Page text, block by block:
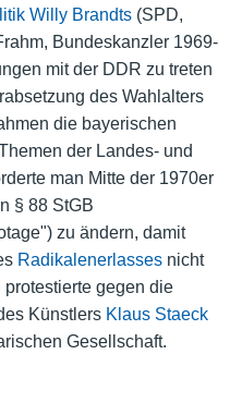
Willy Brandts(SPD,
Bundeskanzler 1969-
mit der DDR zu treten
des Wahlalters
die bayerischen
der Landes- und
man Mitte der 1970er
§ 88 StGB
zu ändern, damit
Radikalenerlassesnicht
gegen die
Künstlers Klaus Staeck
Gesellschaft.